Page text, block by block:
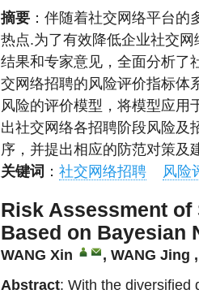
摘要 ：伴随着社交网络平台
热点.为了有效降低企业社交
结果和专家意见，全面分析了
交网络招聘的风险评价指标体
风险的评价模型，将模型应用
出社交网络各招聘阶段风险及
序，并提出相应的防范对策及
关键词 ： 社交网络招聘 风险
Risk Assessment
Based on Bayesian
WANG Xin , WANG Jing
Abstract: With the diversified